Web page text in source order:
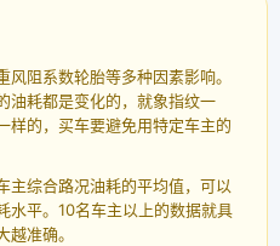
阻系数轮胎等多种因素影响。
油耗都是变化的，就象指纹一
样的，买车要避免用特定车主的
主综合路况油耗的平均值，可以
水平。10名车主以上的数据就具
准确。